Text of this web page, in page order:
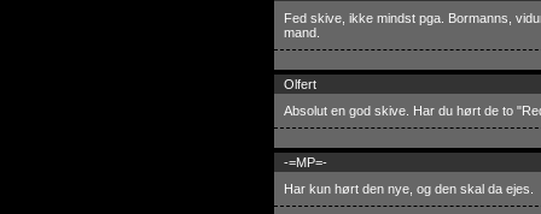
Fed skive, ikke mindst pga. Bormanns,
mand.
Olfert
Absolut en god skive. Har du hørt de to
-=MP=-
Har kun hørt den nye, og den skal da ejes.